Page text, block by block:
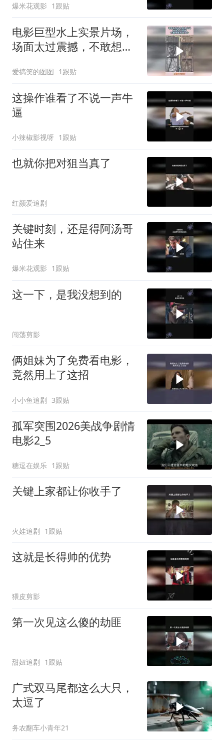
爆米花观影 1跟贴
电影巨型水上实景片场，
场面太过震撼，不敢想象
爱搞笑的图图 1跟贴
这操作谁看了不说一声牛
逼
小辣椒影视呀 1跟贴
也就你把对狙当真了
红颜爱追剧
关键时刻，还是得阿汤哥
站住来
爆米花观影 1跟贴
这一下，是我没想到的
闯荡剪影
俩姐妹为了免费看电影，
竟然用上了这招
小小鱼追剧 3跟贴
孤军突围2026美战争剧情
电影2_5
糖逗在娱乐 1跟贴
关键上家都让你收手了
火娃追剧 1跟贴
这就是长得帅的优势
猥皮剪影
第一次见这么傻的劫匪
甜妞追剧 1跟贴
广式双马尾都这么大只，
太逗了
务农翻车小青年21